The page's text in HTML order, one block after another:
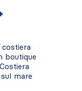
costiera
boutique
mare